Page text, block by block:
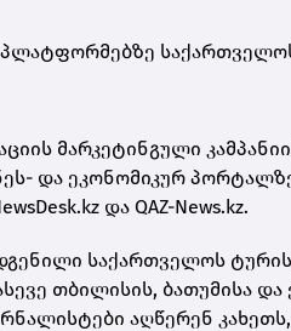
მარკეტინგული
და ეკონომიკურ
და QAZ-News.kz.
საქართველოს
თბილისის, ბათუმისა
აღწერენ